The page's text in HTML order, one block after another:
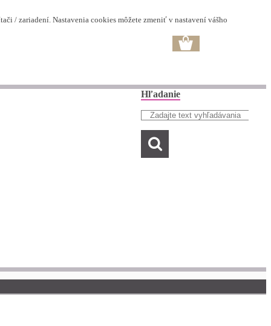
/ zariadení. Nastavenia cookies môžete zmeniť v nastavení vášho
Hľadanie